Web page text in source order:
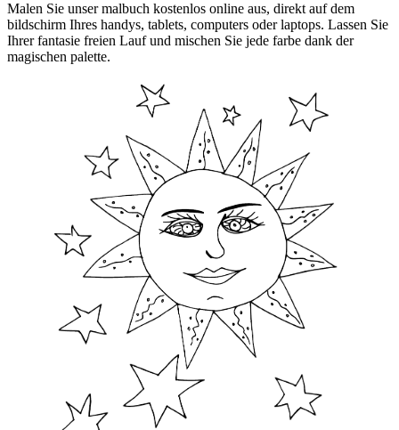
Malen Sie unser malbuch kostenlos online aus, direkt auf dem
bildschirm Ihres handys, tablets, computers oder laptops. Lassen Sie
Ihrer fantasie freien Lauf und mischen Sie jede farbe dank der
magischen palette.